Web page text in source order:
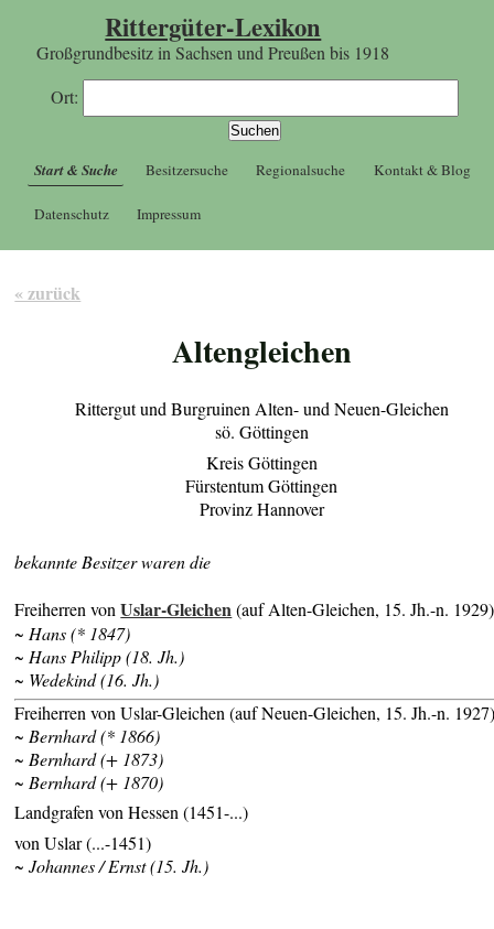
Rittergüter-Lexikon
Großgrundbesitz in Sachsen und Preußen bis 1918
Ort:
Start & Suche Besitzersuche Regionalsuche Kontakt & Blog
Datenschutz Impressum
« zurück
Altengleichen
Rittergut und Burgruinen Alten- und Neuen-Gleichen
sö. Göttingen
Kreis Göttingen
Fürstentum Göttingen
Provinz Hannover
bekannte Besitzer waren die
Freiherren vonUslar-Gleichen(auf Alten-Gleichen, 15. Jh.-n. 1929)
~ Hans (* 1847)
~ Hans Philipp (18. Jh.)
~ Wedekind (16. Jh.)
Freiherren von Uslar-Gleichen (auf Neuen-Gleichen, 15. Jh.-n.
~ Bernhard (* 1866)
~ Bernhard (+ 1873)
~ Bernhard (+ 1870)
Landgrafen von Hessen (1451-...)
von Uslar (...-1451)
~ Johannes / Ernst (15. Jh.)